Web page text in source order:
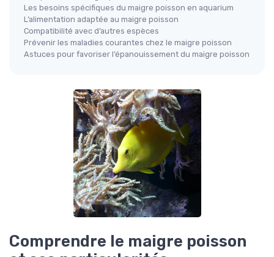
Les besoins spécifiques du maigre poisson en aquarium
L’alimentation adaptée au maigre poisson
Compatibilité avec d’autres espèces
Prévenir les maladies courantes chez le maigre poisson
Astuces pour favoriser l’épanouissement du maigre poisson
Comprendre le maigre poisson